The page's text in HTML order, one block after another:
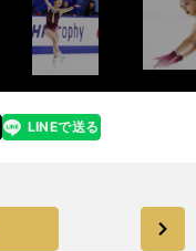
LINEで送る